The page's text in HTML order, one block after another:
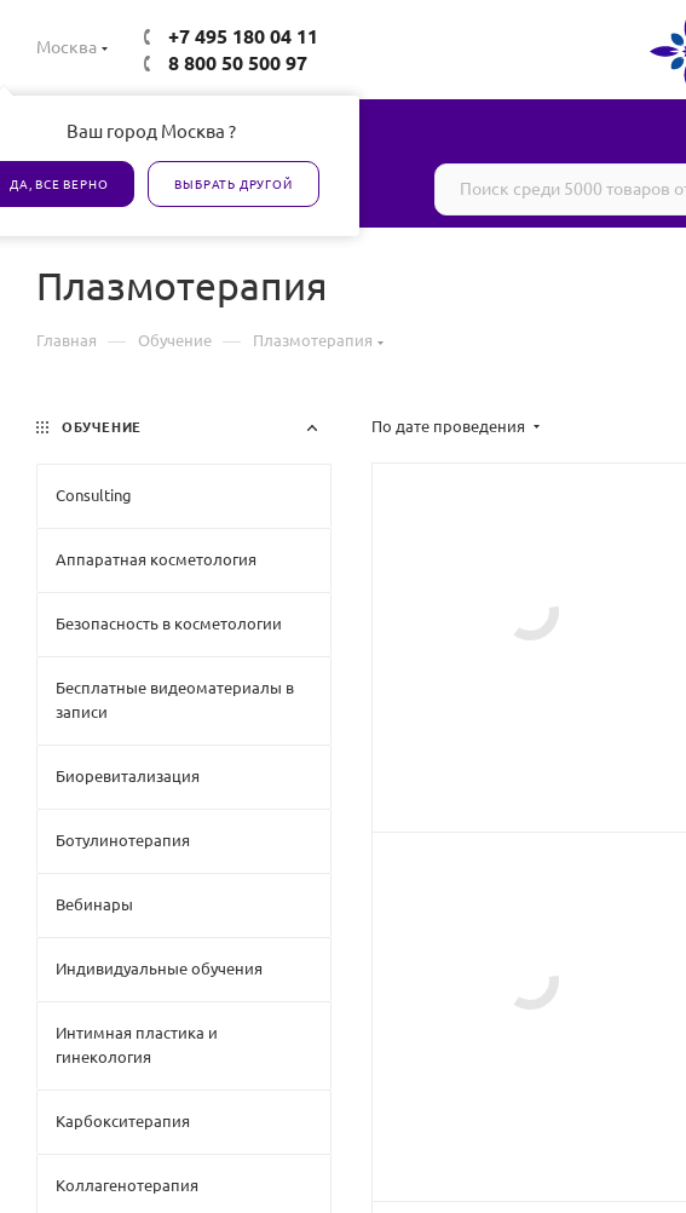
Москва
Ваш город Москва ?
ДА, ВСЕ ВЕРНО ВЫБРАТЬ ДРУГОЙ
+7 495 180 04 11
8 800 50 500 97
Все товары сертифицированы
Плазмотерапия
Главная — Обучение — Плазмотерапия
По дате проведения
ОБУЧЕНИЕ
Consulting
Аппаратная косметология
Безопасность в косметологии
Бесплатные видеоматериалы в
записи
Биоревитализация
Ботулинотерапия
Вебинары
Индивидуальные обучения
Интимная пластика и
гинекология
Карбокситерапия
Коллагенотерапия